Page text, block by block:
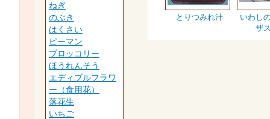
とりつみれ汁
いわし
ザ
ねぎ
のぶき
はくさい
ピーマン
ブロッコリー
ほうれんそう
エディブルフラワ
ー（食用花）
落花生
いちご